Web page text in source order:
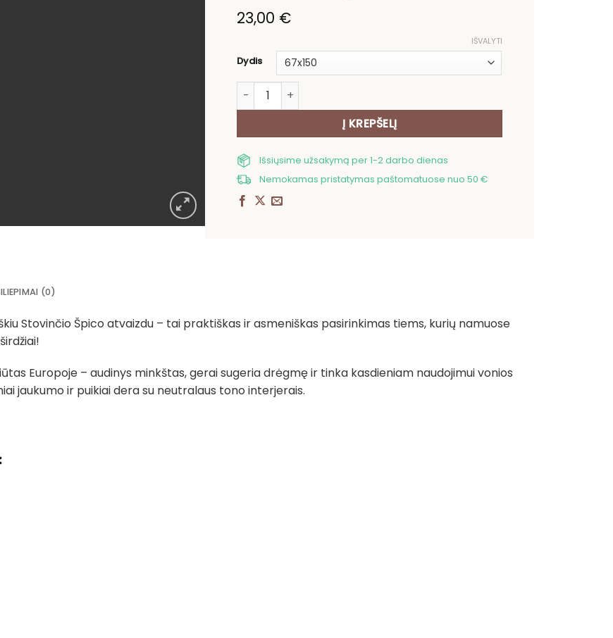
23,00 €
Dydis
IŠVALYTI
produkto kiekis: Medvilninis rankšluostis Stovintis Špicas
Į KREPŠELĮ
Išsiųsime užsakymą per 1-2 darbo dienas
Nemokamas pristatymas paštomatuose nuo 50 €
(0)
Stovinčio Špico atvaizdu – tai praktiškas ir asmeniškas pasirinkimas tiems, kurių namuose
Europoje – audinys minkštas, gerai sugeria drėgmę ir tinka kasdieniam naudojimui vonios
jaukumo ir puikiai dera su neutralaus tono interjerais.